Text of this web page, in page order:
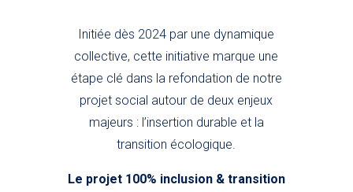
Initiée dès 2024 par une dynamique
collective, cette initiative marque une
étape clé dans la refondation de notre
projet social autour de deux enjeux
majeurs : l’insertion durable et la
transition écologique.
Le projet 100% inclusion & transition